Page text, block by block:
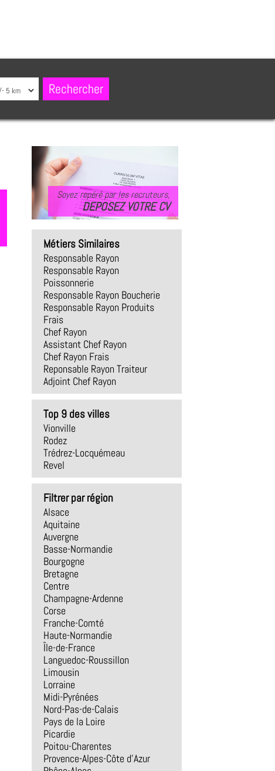
Soyez repéré par les recruteurs,
DEPOSEZ VOTRE CV
Métiers Similaires
Responsable Rayon
Responsable Rayon
Poissonnerie
Responsable Rayon Boucherie
Responsable Rayon Produits
Frais
Chef Rayon
Assistant Chef Rayon
Chef Rayon Frais
Reponsable Rayon Traiteur
Adjoint Chef Rayon
Top 9 des villes
Vionville
Rodez
Trédrez-Locquémeau
Revel
Filtrer par région
Alsace
Aquitaine
Auvergne
Basse-Normandie
Bourgogne
Bretagne
Centre
Champagne-Ardenne
Corse
Franche-Comté
Haute-Normandie
Île-de-France
Languedoc-Roussillon
Limousin
Lorraine
Midi-Pyrénées
Nord-Pas-de-Calais
Pays de la Loire
Picardie
Poitou-Charentes
Provence-Alpes-Côte d'Azur